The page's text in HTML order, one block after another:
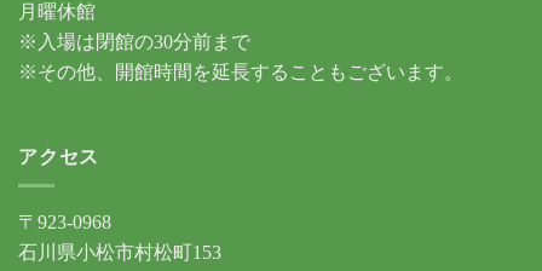
月曜休館
※入場は閉館の30分前まで
※その他、開館時間を延長することもございます。
アクセス
〒923-0968
石川県小松市村松町153